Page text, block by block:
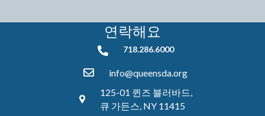
연락해요
718.286.6000718.286.6000
info@queensda.org
125-01 퀸즈 블러바드,
큐 가든스, NY 11415